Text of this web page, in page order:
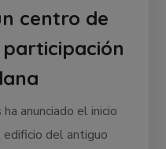
centro de
anunciado el inicio
del antiguo